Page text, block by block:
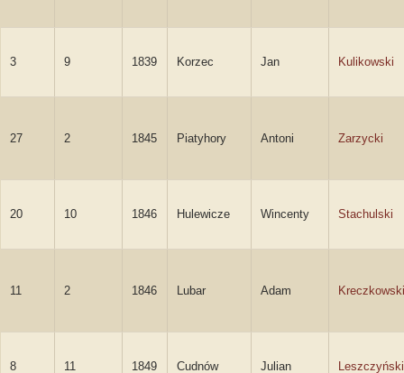
3 9 1839 Korzec Jan Kulikowski
27 2 1845 Piatyhory Antoni Zarzycki
20 10 1846 Hulewicze Wincenty Stachulski
11 2 1846 Lubar Adam Kreczkowski
8 11 1849 Cudnów Julian Leszczyński